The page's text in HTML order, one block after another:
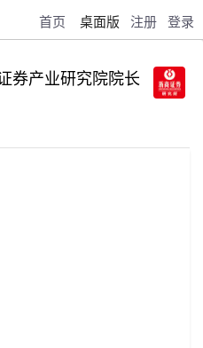
首页 桌面版 注册 登录
券产业研究院院长